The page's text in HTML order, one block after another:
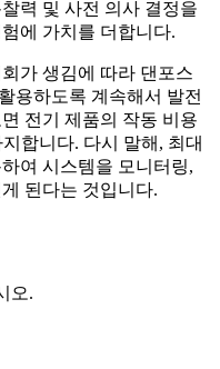
력 및 사전 의사 결정을
에 가치를 더합니다.
가 생김에 따라 댄포스
용하도록 계속해서 발전
전기 제품의 작동 비용
합니다. 다시 말해, 최대
여 시스템을 모니터링,
된다는 것입니다.
오.